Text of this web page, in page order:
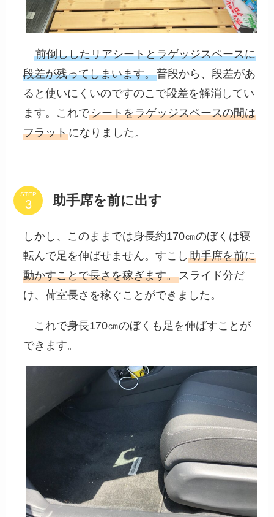
前倒ししたリアシートとラゲッジスペースに
段差が残ってしまいます。普段から、段差があ
ると使いにくいのですのこで段差を解消してい
ます。これでシートをラゲッジスペースの間は
フラットになりました。
STEP 助手席を前に出す
しかし、このままでは身長約170㎝のぼくは寝
転んで足を伸ばせません。すこし助手席を前に
動かすことで長さを稼ぎます。スライド分だ
け、荷室長さを稼ぐことができました。
これで身長170㎝のぼくも足を伸ばすことが
できます。